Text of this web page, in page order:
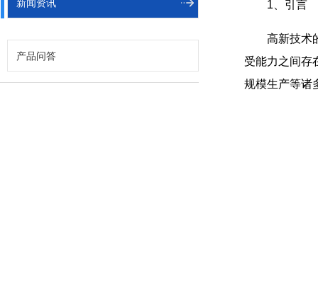
新闻资讯
产品问答
1、引言
高新技术
受能力之间存
规模生产等诸